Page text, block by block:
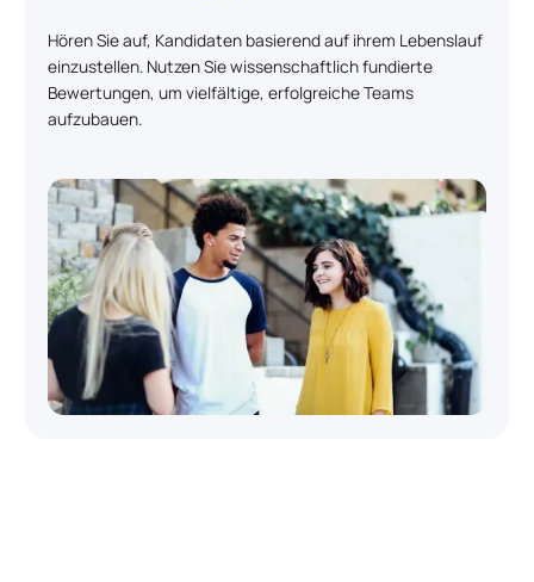
Hören Sie auf, Kandidaten basierend auf ihrem Lebenslauf
einzustellen. Nutzen Sie wissenschaftlich fundierte
Bewertungen, um vielfältige, erfolgreiche Teams
aufzubauen.